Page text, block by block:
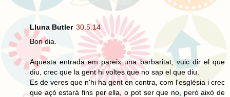
Lluna Butler 30.5.14
Bon dia.
Aquesta entrada em pareix una barbaritat, vuic dir el que
diu, crec que la gent hi voltes que no sap el que diu.
Es de veres que n'hi ha gent en contra, com l'església i crec
que açò estarà fins per ella, o pot ser que no, però això de